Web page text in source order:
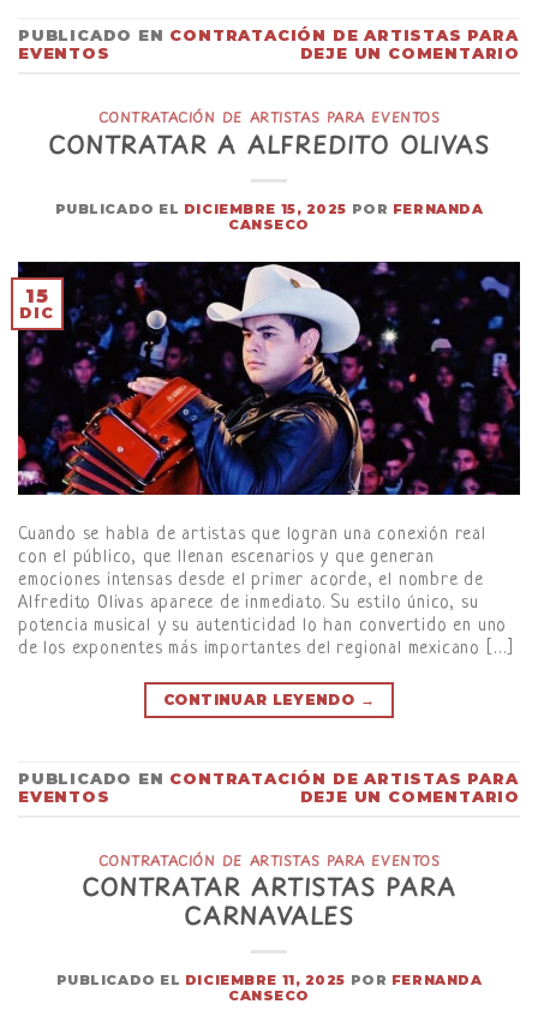
PUBLICADO EN CONTRATACIÓN DE ARTISTAS PARA
EVENTOS
DEJE UN COMENTARIO
CONTRATACIÓN DE ARTISTAS PARA EVENTOS
CONTRATAR A ALFREDITO OLIVAS
PUBLICADO EL DICIEMBRE 15, 2025 POR FERNANDA
CANSECO
15
DIC
Cuando se habla de artistas que logran una conexión real
con el público, que llenan escenarios y que generan
emociones intensas desde el primer acorde, el nombre de
Alfredito Olivas aparece de inmediato. Su estilo único, su
potencia musical y su autenticidad lo han convertido en uno
de los exponentes más importantes del regional mexicano […]
CONTINUAR LEYENDO →
PUBLICADO EN CONTRATACIÓN DE ARTISTAS PARA
EVENTOS
DEJE UN COMENTARIO
CONTRATACIÓN DE ARTISTAS PARA EVENTOS
CONTRATAR ARTISTAS PARA
CARNAVALES
PUBLICADO EL DICIEMBRE 11, 2025 POR FERNANDA
CANSECO